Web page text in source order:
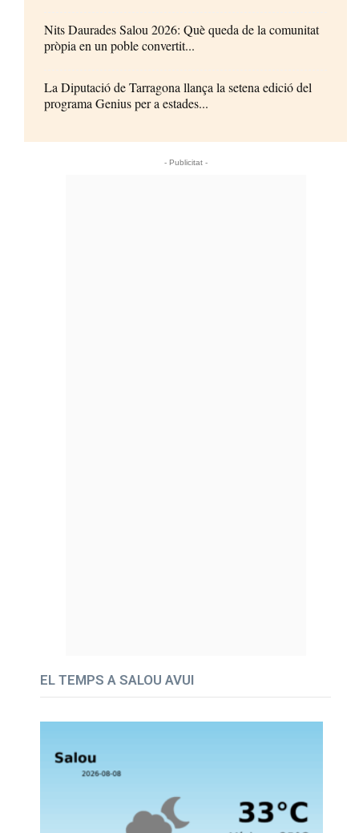
Nits Daurades Salou 2026: Què queda de la comunitat
pròpia en un poble convertit...
La Diputació de Tarragona llança la setena edició del
programa Genius per a estades...
- Publicitat -
EL TEMPS A SALOU AVUI